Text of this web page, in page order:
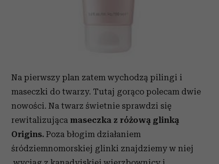
Na pierwszy plan zatem wychodzą pilingi i
maseczki do twarzy. Tutaj gorąco polecam dwie
nowości. Na twarz świetnie sprawdzi się
rewitalizująca maseczka z różową glinką
Origins. Poza błogim działaniem
śródziemnomorskiej glinki znajdziemy w niej